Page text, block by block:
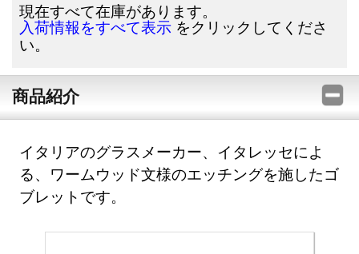
現在すべて在庫があります。
入荷情報をすべて表示 をクリックしてくださ
い。
商品紹介
イタリアのグラスメーカー、イタレッセによ
る、ワームウッド文様のエッチングを施したゴ
ブレットです。